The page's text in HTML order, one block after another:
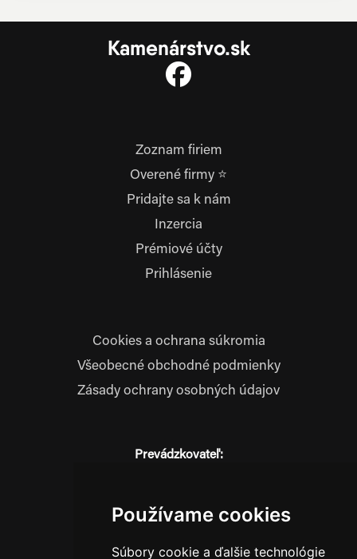
Používame cookies
Súbory cookie a ďalšie technológie
Kamenárstvo.sk
Zoznam firiem
Overené firmy ⭐
Pridajte sa k nám
Inzercia
Prémiové účty
Prihlásenie
Cookies a ochrana súkromia
Všeobecné obchodné podmienky
Zásady ochrany osobných údajov
Prevádzkovateľ:
014 01 Bytča
DIČ: 2121076738